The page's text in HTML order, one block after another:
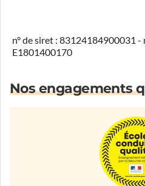
n° de siret : 83124184900031 -
E1801400170
Nos engagements